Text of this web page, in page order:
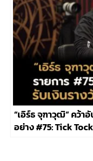
“เอิร์ธ จุฑาวุฒิ” คว้า
อย่าง #75: Tick